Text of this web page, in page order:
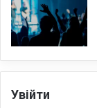
Увійти